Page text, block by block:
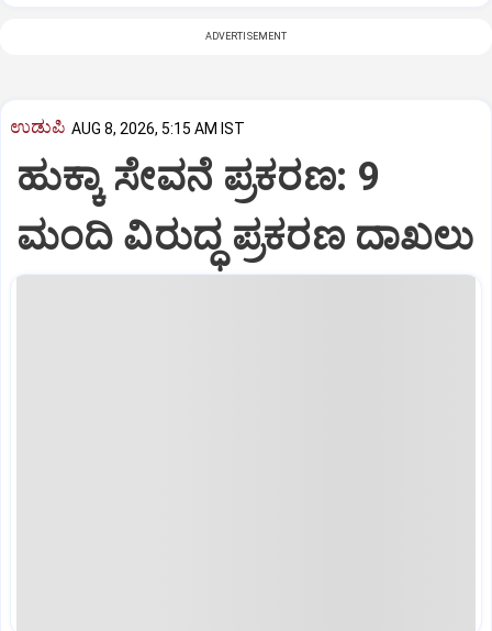
ADVERTISEMENT
ಉಡುಪಿ AUG 8, 2026, 5:15 AM IST
ಹುಕ್ಕಾ ಸೇವನೆ ಪ್ರಕರಣ: 9
ಮಂದಿ ವಿರುದ್ಧ ಪ್ರಕರಣ ದಾಖಲು